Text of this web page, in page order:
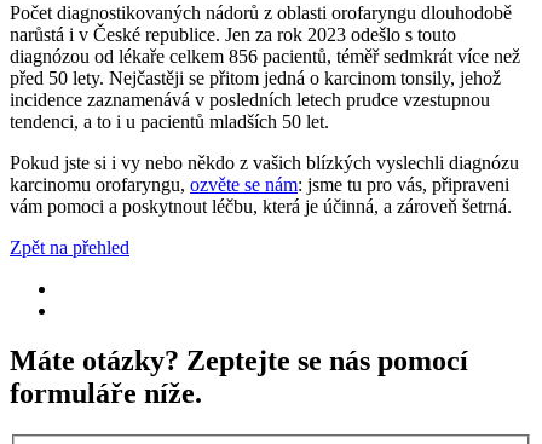
Počet diagnostikovaných nádorů z oblasti orofaryngu dlouhodobě
narůstá i v České republice. Jen za rok 2023 odešlo s touto
diagnózou od lékaře celkem 856 pacientů, téměř sedmkrát více než
před 50 lety. Nejčastěji se přitom jedná o karcinom tonsily, jehož
incidence zaznamenává v posledních letech prudce vzestupnou
tendenci, a to i u pacientů mladších 50 let.
Pokud jste si i vy nebo někdo z vašich blízkých vyslechli diagnózu
karcinomu orofaryngu, ozvěte se nám: jsme tu pro vás, připraveni
vám pomoci a poskytnout léčbu, která je účinná, a zároveň šetrná.
Zpět na přehled
Máte otázky? Zeptejte se nás pomocí
formuláře níže.